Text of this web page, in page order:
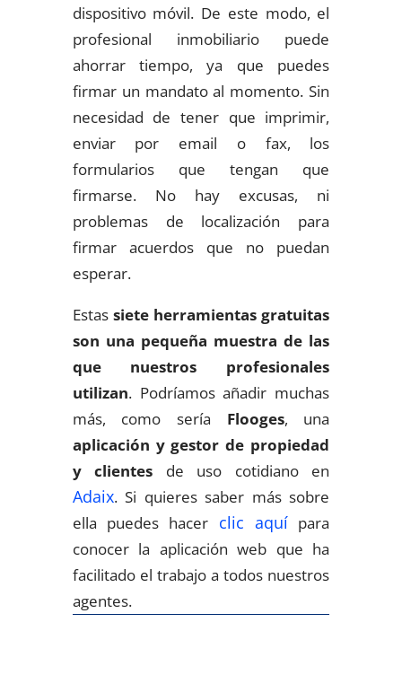
dispositivo móvil. De este modo, el
profesional inmobiliario puede
ahorrar tiempo, ya que puedes
firmar un mandato al momento. Sin
necesidad de tener que imprimir,
enviar por email o fax, los
formularios que tengan que
firmarse. No hay excusas, ni
problemas de localización para
firmar acuerdos que no puedan
esperar.
Estas siete herramientas gratuitas
son una pequeña muestra de las
que nuestros profesionales
utilizan. Podríamos añadir muchas
más, como sería Flooges, una
aplicación y gestor de propiedad
y clientes de uso cotidiano en
Adaix. Si quieres saber más sobre
ella puedes hacer clic aquí para
conocer la aplicación web que ha
facilitado el trabajo a todos nuestros
agentes.